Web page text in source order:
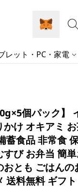
レット・PC・家電
個パック】
かけ オキアミ
蓄食品 非常食
すび お弁当 簡
おとも ごはんの
送料無料 ギフト